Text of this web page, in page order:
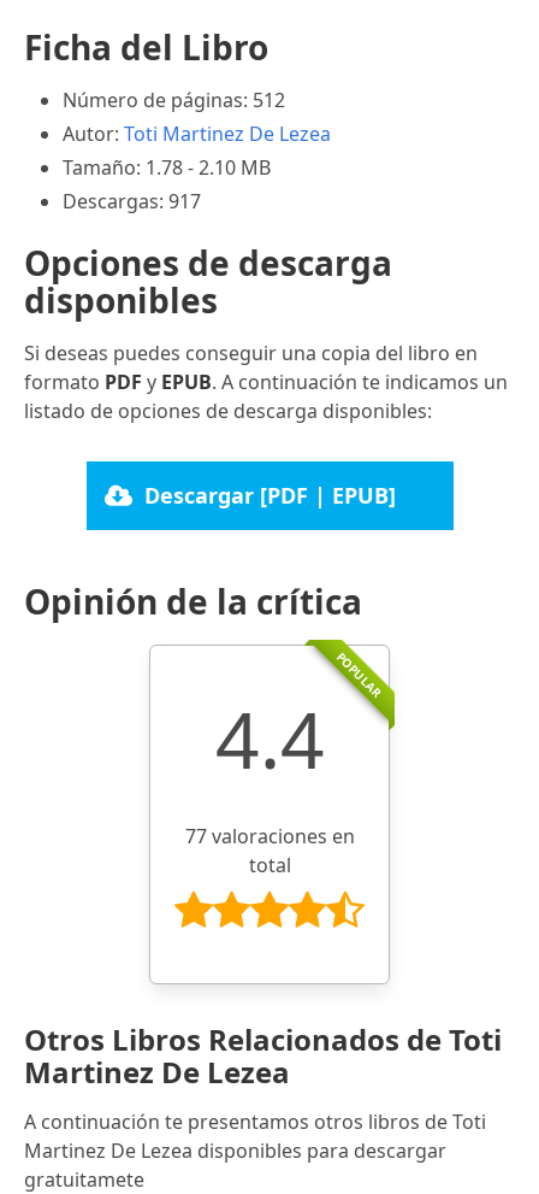
Ficha del Libro
Número de páginas: 512
Autor: Toti Martinez De Lezea
Tamaño: 1.78 - 2.10 MB
Descargas: 917
Opciones de descarga
disponibles
Si deseas puedes conseguir una copia del libro en
formato PDF y EPUB. A continuación te indicamos un
listado de opciones de descarga disponibles:
Descargar [PDF | EPUB]
Opinión de la crítica
POPULAR
4.4
77 valoraciones en
total
Otros Libros Relacionados de Toti
Martinez De Lezea
A continuación te presentamos otros libros de Toti
Martinez De Lezea disponibles para descargar
gratuitamete